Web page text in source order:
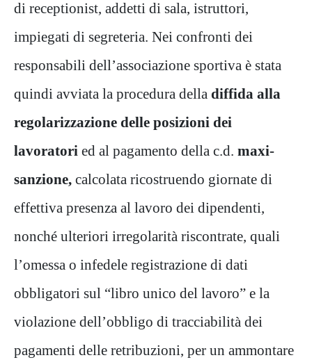
di receptionist, addetti di sala, istruttori,
impiegati di segreteria. Nei confronti dei
responsabili dell’associazione sportiva è stata
quindi avviata la procedura della diffida alla
regolarizzazione delle posizioni dei
lavoratori ed al pagamento della c.d. maxi-
sanzione, calcolata ricostruendo giornate di
effettiva presenza al lavoro dei dipendenti,
nonché ulteriori irregolarità riscontrate, quali
l’omessa o infedele registrazione di dati
obbligatori sul “libro unico del lavoro” e la
violazione dell’obbligo di tracciabilità dei
pagamenti delle retribuzioni, per un ammontare